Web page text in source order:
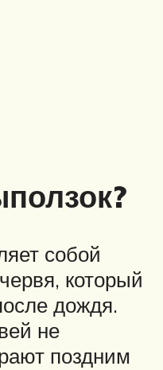
собой
который
дождя.
не
поздним